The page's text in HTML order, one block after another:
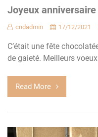
Joyeux anniversaire
cndadmin 17/12/2021
C’était une fête
de gaieté. Meilleurs
Read More